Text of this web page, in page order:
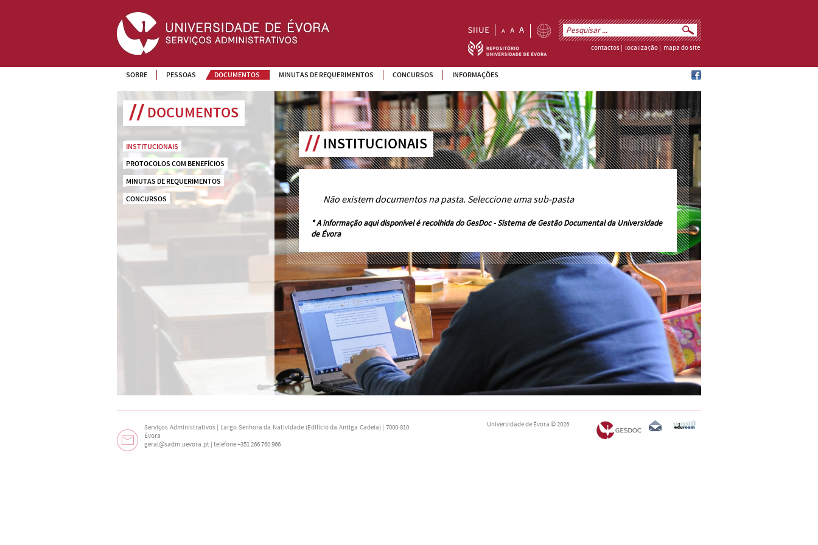
contactos localização mapa do site
SOBRE PESSOAS DOCUMENTOS MINUTAS DE REQUERIMENTOS CONCURSOS INFORMAÇÕES
DOCUMENTOS
INSTITUCIONAIS
PROTOCOLOS COM BENEFÍCIOS
MINUTAS DE REQUERIMENTOS
CONCURSOS
INSTITUCIONAIS
Não existem documentos na pasta. Seleccione uma sub-pasta
* A informação aqui disponível é recolhida doGesDoc - Sistema de Gestão Documental da Universidade
de Évora
Serviços Administrativos | Largo Senhora da Natividade (Edifício da Antiga Cadeia) | 7000-810
Évora
geral@sadm.uevora.pt | telefone +351 266 760 966
Universidade de Évora © 2026